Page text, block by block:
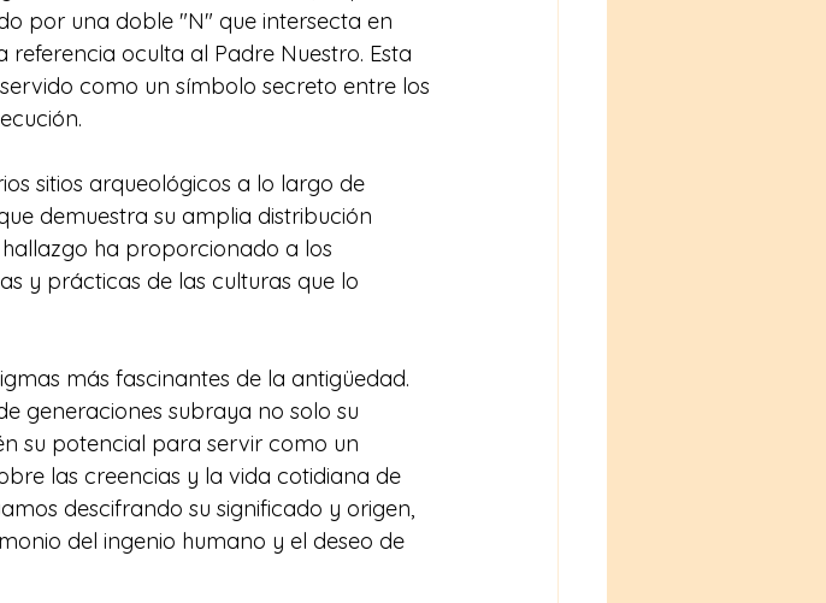
por una doble "N" que intersecta en
oculta al Padre Nuestro. Esta
como un símbolo secreto entre los
sitios arqueológicos a lo largo de
demuestra su amplia distribución
ha proporcionado a los
y prácticas de las culturas que lo
más fascinantes de la antigüedad.
generaciones subraya no solo su
su potencial para servir como un
las creencias y la vida cotidiana de
descifrando su significado y origen,
del ingenio humano y el deseo de